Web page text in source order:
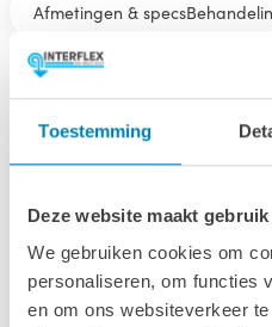
Toestemming
Deze website maakt
We gebruiken cookies om
personaliseren, om functies
en om ons websiteverkeer
Afmetingen & specs
278 x 278 cm
Afmetingen inclusief oren
298 x 298 cm